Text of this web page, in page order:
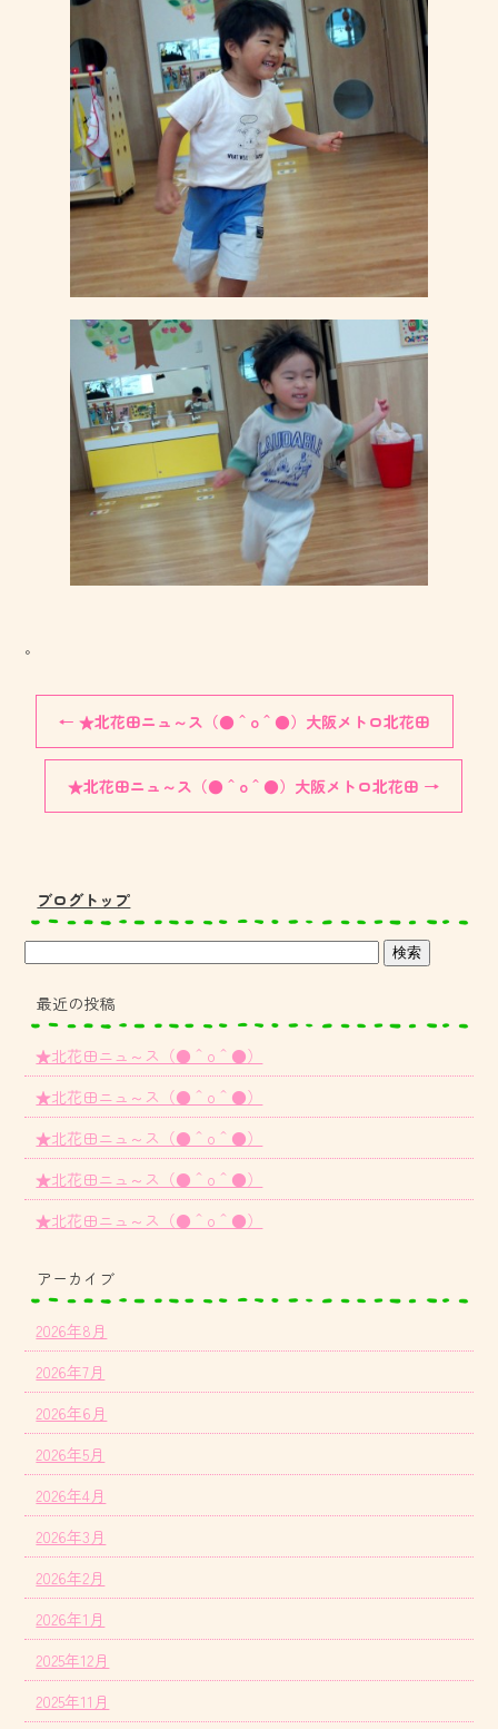
。
← ★北花田ニュ～ス（●＾o＾●）大阪メトロ北花田
★北花田ニュ～ス（●＾o＾●）大阪メトロ北花田 →
ブログトップ
最近の投稿
★北花田ニュ～ス（●＾o＾●）
★北花田ニュ～ス（●＾o＾●）
★北花田ニュ～ス（●＾o＾●）
★北花田ニュ～ス（●＾o＾●）
★北花田ニュ～ス（●＾o＾●）
アーカイブ
2026年8月
2026年7月
2026年6月
2026年5月
2026年4月
2026年3月
2026年2月
2026年1月
2025年12月
2025年11月